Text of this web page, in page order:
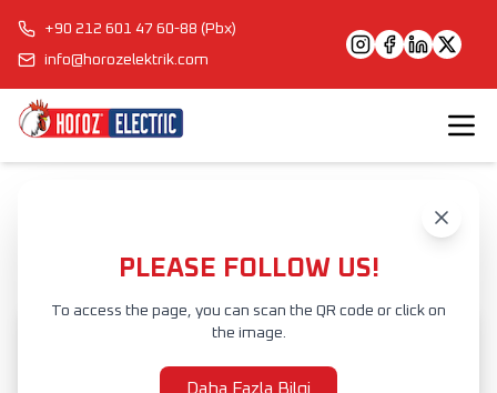
+90 212 601 47 60-88 (Pbx)
info@horozelektrik.com
PLEASE FOLLOW US!
To access the page, you can scan the QR code or click on
the image.
Daha Fazla Bilgi
LED DUVAR APLİĞİ